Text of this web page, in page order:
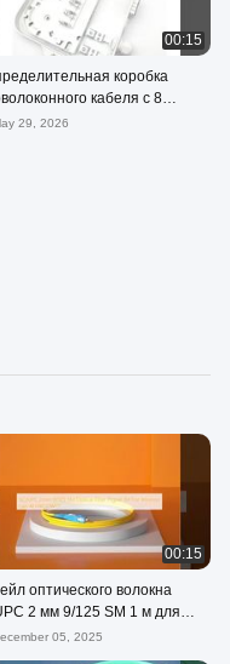
00:15
коробка
кабеля с 8
ПК коридора 8 портов
29, 2026
00:15
оптического волокна
2 мм 9/125 SM 1 м для
локальной сети в
05, 2025